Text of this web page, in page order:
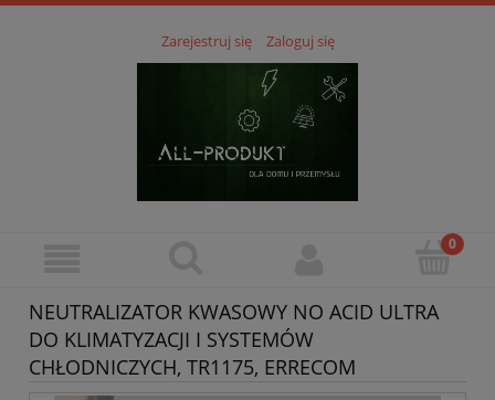
Zarejestruj się Zaloguj się
NEUTRALIZATOR KWASOWY NO ACID ULTRA
DO KLIMATYZACJI I SYSTEMÓW
CHŁODNICZYCH, TR1175, ERRECOM